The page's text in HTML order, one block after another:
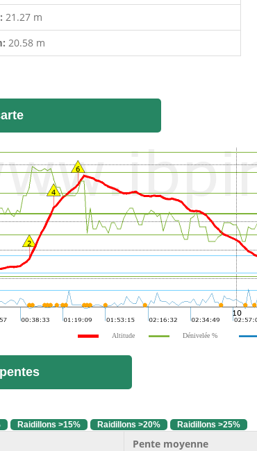
21.27 m
20.58 m
Altitude Dénivelée %
Raidillons >15% Raidillons >20% Raidillons >25%
Pente moyenne